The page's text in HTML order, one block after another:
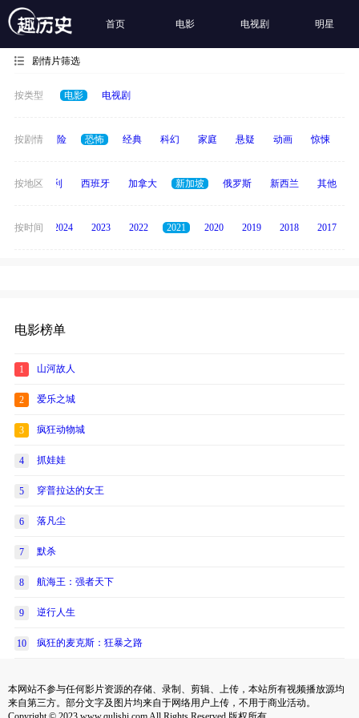
首页 电影 电视剧 明星
剧情片筛选
按类型 电影 电视剧
按剧情
爱情 冒险 恐怖 经典 科幻 家庭 悬疑 动画 惊悚
按地区
度 意大利 西班牙 加拿大 新加坡 俄罗斯 新西兰 其他
按时间
2025 2024 2023 2022 2021 2020 2019 2018 2017
电影榜单
1 山河故人
2 爱乐之城
3 疯狂动物城
4 抓娃娃
5 穿普拉达的女王
6 落凡尘
7 默杀
8 航海王：强者天下
9 逆行人生
10 疯狂的麦克斯：狂暴之路
本网站不参与任何影片资源的存储、录制、剪辑、上传，本站所有视频播放源均
来自第三方。部分文字及图片均来自于网络用户上传，不用于商业活动。